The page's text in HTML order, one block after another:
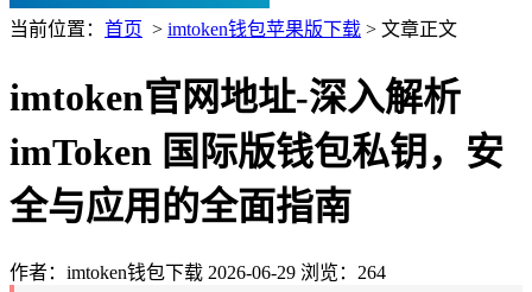
当前位置： 首页 > imtoken钱包苹果版下载 > 文章正文
imtoken官网地址-深入解析
imToken 国际版钱包私钥，安
全与应用的全面指南
作者：imtoken钱包下载 2026-06-29 浏览：264